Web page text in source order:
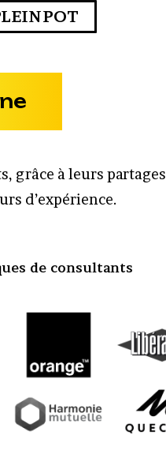
grâce à leurs partages
d’expérience.
de consultants